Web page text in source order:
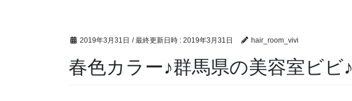
2019年3月31日 / 最終更新日時 : 2019年3月31日 hair_room_vivi
春色カラー♪群馬県の美容室ビビ♪